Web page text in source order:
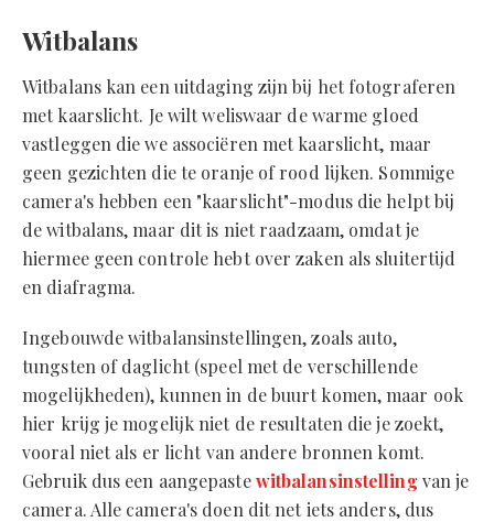
Witbalans
Witbalans kan een uitdaging zijn bij het fotograferen
met kaarslicht. Je wilt weliswaar de warme gloed
vastleggen die we associëren met kaarslicht, maar
geen gezichten die te oranje of rood lijken. Sommige
camera's hebben een "kaarslicht"-modus die helpt bij
de witbalans, maar dit is niet raadzaam, omdat je
hiermee geen controle hebt over zaken als sluitertijd
en diafragma.
Ingebouwde witbalansinstellingen, zoals auto,
tungsten of daglicht (speel met de verschillende
mogelijkheden), kunnen in de buurt komen, maar ook
hier krijg je mogelijk niet de resultaten die je zoekt,
vooral niet als er licht van andere bronnen komt.
Gebruik dus een aangepastewitbalansinstellingvan je
camera. Alle camera's doen dit net iets anders, dus